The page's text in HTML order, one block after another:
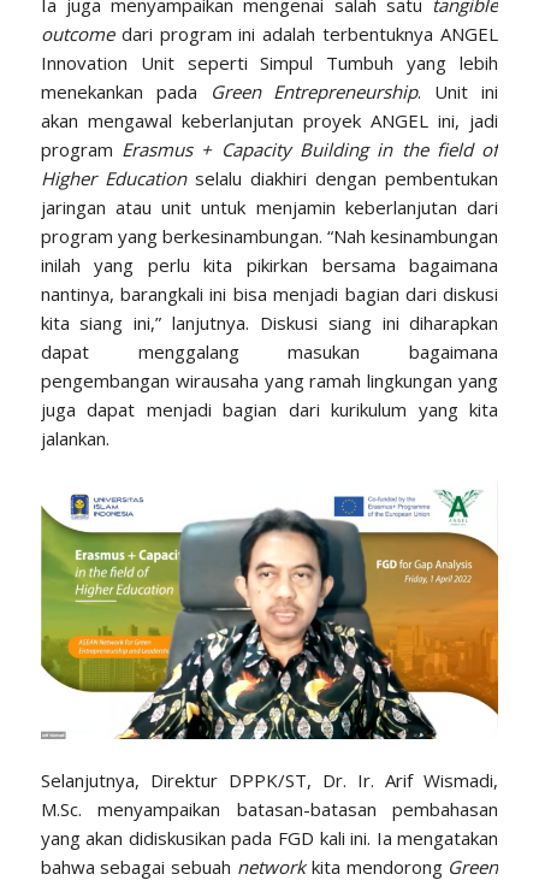
Ia juga menyampaikan mengenai salah satu tangible
outcomedari program ini adalah terbentuknya ANGEL
Innovation Unit seperti Simpul Tumbuh yang lebih
menekankan pada
Green Entrepreneurship. Unit ini
akan mengawal keberlanjutan proyek ANGEL ini, jadi
program Erasmus + Capacity Building in the field of
Higher Educationselalu diakhiri dengan pembentukan
jaringan atau unit untuk menjamin keberlanjutan dari
program yang berkesinambungan. “Nah kesinambungan
inilah yang perlu kita pikirkan bersama bagaimana
nantinya, barangkali ini bisa menjadi bagian dari diskusi
kita siang ini,” lanjutnya. Diskusi siang ini diharapkan
dapat menggalang masukan bagaimana
pengembangan wirausaha yang ramah lingkungan yang
juga dapat menjadi bagian dari kurikulum yang kita
jalankan.
Selanjutnya, Direktur DPPK/ST, Dr. Ir. Arif Wismadi,
M.Sc. menyampaikan batasan-batasan pembahasan
yang akan didiskusikan pada FGD kali ini. Ia mengatakan
bahwa sebagai sebuah networkkita mendorong Green